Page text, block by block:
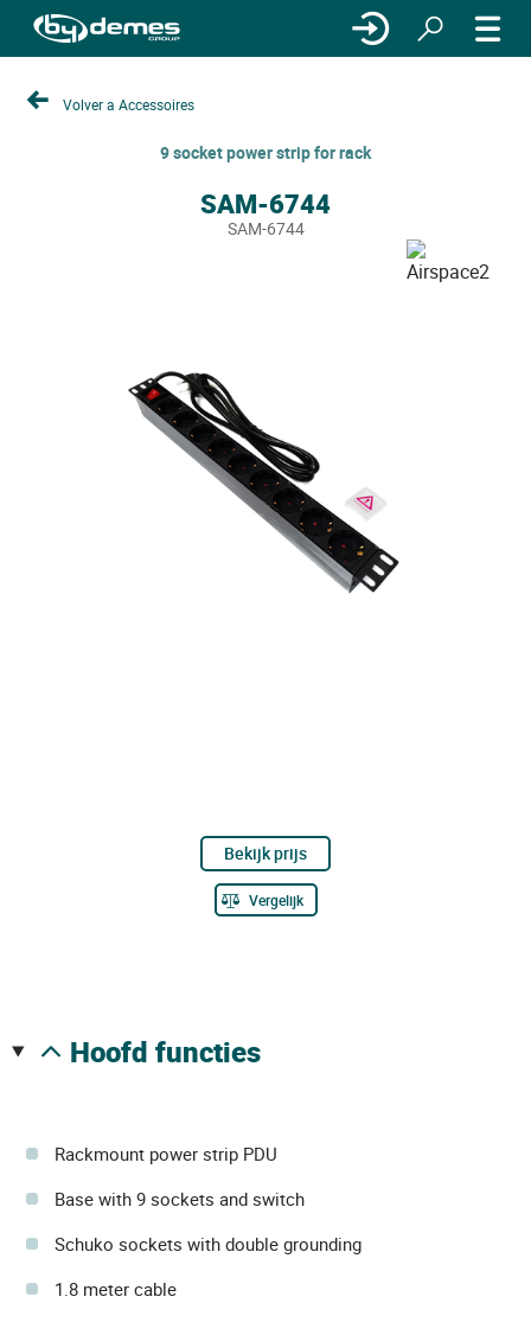
Volver a Accessoires
9 socket power strip for rack
SAM-6744
SAM-6744
Bekijk prijs
Vergelijk
hoofd functies
Rackmount power strip PDU
Base with 9 sockets and switch
Schuko sockets with double grounding
1.8 meter cable